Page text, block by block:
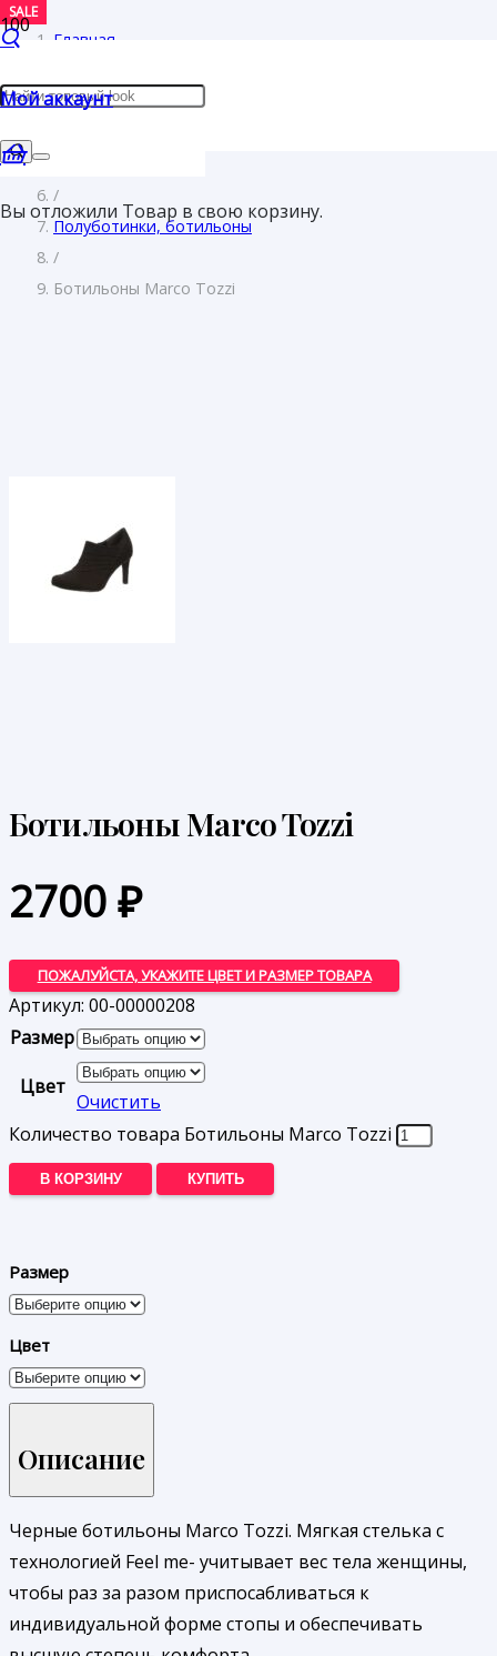
Мой аккаунт
Вы отложили Товар в свою корзину.
Главная
Женщинам
/
Полуботинки, ботильоны
/
Ботильоны Marco Tozzi
Ботильоны Marco Tozzi
2700₽
ПОЖАЛУЙСТА, УКАЖИТЕ ЦВЕТ И РАЗМЕР ТОВАРА
Артикул: 00-00000208
Размер
Цвет
Очистить
Количество товара Ботильоны Marco Tozzi
В КОРЗИНУ КУПИТЬ
Размер
Цвет
Описание
Черные ботильоны Marco Tozzi. Мягкая стелька с
технологией Feel me- учитывает вес тела женщины,
чтобы раз за разом приспосабливаться к
индивидуальной форме стопы и обеспечивать
SALE
SALE